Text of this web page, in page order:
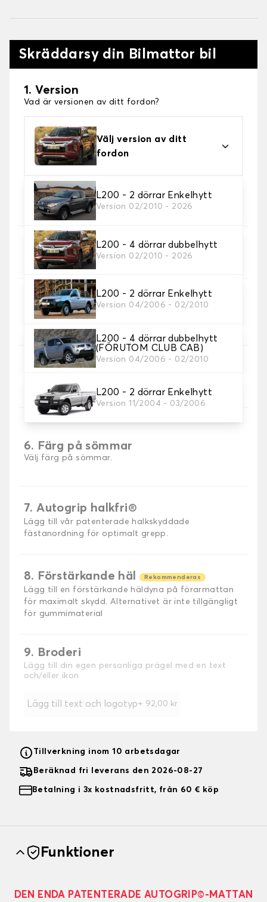
Skräddarsy din Bilmattor bil
1. Version
Vad är versionen av ditt fordon?
Välj version av ditt
fordon
L200 - 2 dörrar Enkelhytt
Version 02/2010 - 2026
L200 - 4 dörrar dubbelhytt
Version 02/2010 - 2026
L200 - 2 dörrar Enkelhytt
Version 04/2006 - 02/2010
L200 - 4 dörrar dubbelhytt
(FÖRUTOM CLUB CAB)
Version 04/2006 - 02/2010
L200 - 2 dörrar Enkelhytt
Version 11/2004 - 03/2006
2. Material
Välj material för din bilmatta.
3. uppsättning av mattor
Välj det antal bilmattor du behöver.
4. Färger på mattor
Välj färg på din matta bil.
5. Sömmar material
6. Färg på sömmar
Välj färg på sömmar.
7. Autogrip halkfri®
Lägg till vår patenterade halkskyddade
fästanordning för optimalt grepp.
8. Förstärkande häl Rekommenderas
Lägg till en förstärkande häldyna på förarmattan
för maximalt skydd. Alternativet är inte tillgängligt
för gummimaterial
9. Broderi
Lägg till din egen personliga prägel med en text
och/eller ikon
Lägg till text och logotyp+ 92,00 kr
Tillverkning inom 10 arbetsdagar
Beräknad fri leverans den 2026-08-27
Betalning i 3x kostnadsfritt, från 60 € köp
Funktioner
DEN ENDA PATENTERADE AUTOGRIP©-MATTAN